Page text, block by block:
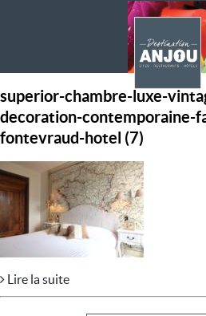
superior-chambre-luxe-
decoration-contemporaine-
fontevraud-hotel (7)
Lire la suite